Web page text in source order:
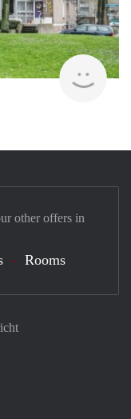
rent
other offers in
Rooms